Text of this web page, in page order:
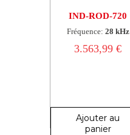
IND-ROD-720
Fréquence: 28 kHz
3.563,99€
Ajouter au
panier